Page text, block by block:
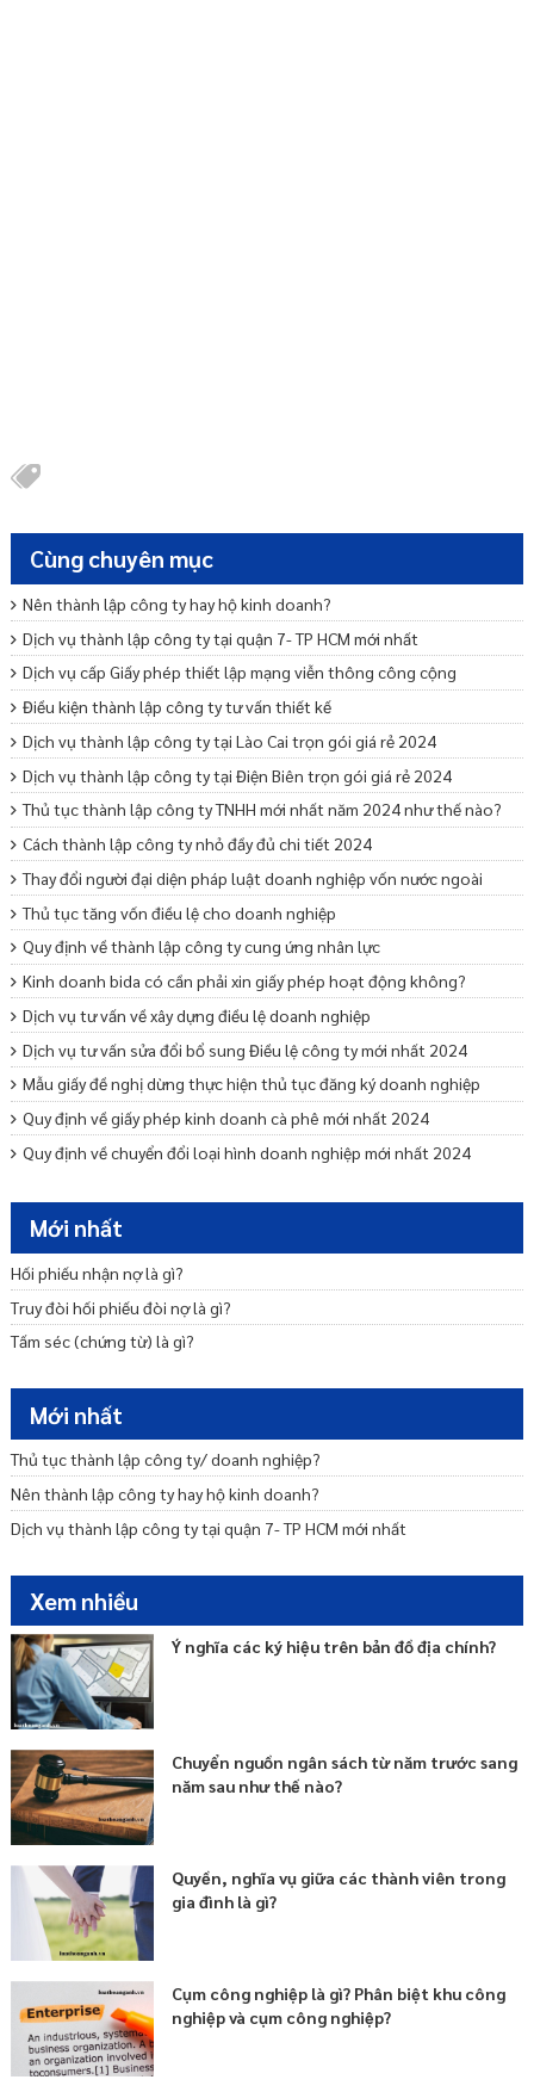
Cùng chuyên mục
Nên thành lập công ty hay hộ kinh doanh?
Dịch vụ thành lập công ty tại quận 7- TP HCM mới nhất
Dịch vụ cấp Giấy phép thiết lập mạng viễn thông công cộng
Điều kiện thành lập công ty tư vấn thiết kế
Dịch vụ thành lập công ty tại Lào Cai trọn gói giá rẻ 2024
Dịch vụ thành lập công ty tại Điện Biên trọn gói giá rẻ 2024
Thủ tục thành lập công ty TNHH mới nhất năm 2024 như thế nào?
Cách thành lập công ty nhỏ đầy đủ chi tiết 2024
Thay đổi người đại diện pháp luật doanh nghiệp vốn nước ngoài
Thủ tục tăng vốn điều lệ cho doanh nghiệp
Quy định về thành lập công ty cung ứng nhân lực
Kinh doanh bida có cần phải xin giấy phép hoạt động không?
Dịch vụ tư vấn về xây dựng điều lệ doanh nghiệp
Dịch vụ tư vấn sửa đổi bổ sung Điều lệ công ty mới nhất 2024
Mẫu giấy đề nghị dừng thực hiện thủ tục đăng ký doanh nghiệp
Quy định về giấy phép kinh doanh cà phê mới nhất 2024
Quy định về chuyển đổi loại hình doanh nghiệp mới nhất 2024
Dịch vụ tư vấn khởi nghiệp – Startup trọn gói uy tín
Tư vấn miễn nhiệm bãi miễn thành viên Ban quản trị nhà chung cư
Mới nhất
Hối phiếu nhận nợ là gì?
Truy đòi hối phiếu đòi nợ là gì?
Tấm séc (chứng từ) là gì?
Mới nhất
Thủ tục thành lập công ty/ doanh nghiệp?
Nên thành lập công ty hay hộ kinh doanh?
Dịch vụ thành lập công ty tại quận 7- TP HCM mới nhất
Xem nhiều
Ý nghĩa các ký hiệu trên bản đồ địa chính?
Chuyển nguồn ngân sách từ năm trước sang
năm sau như thế nào?
Quyền, nghĩa vụ giữa các thành viên trong
gia đình là gì?
Cụm công nghiệp là gì? Phân biệt khu công
nghiệp và cụm công nghiệp?